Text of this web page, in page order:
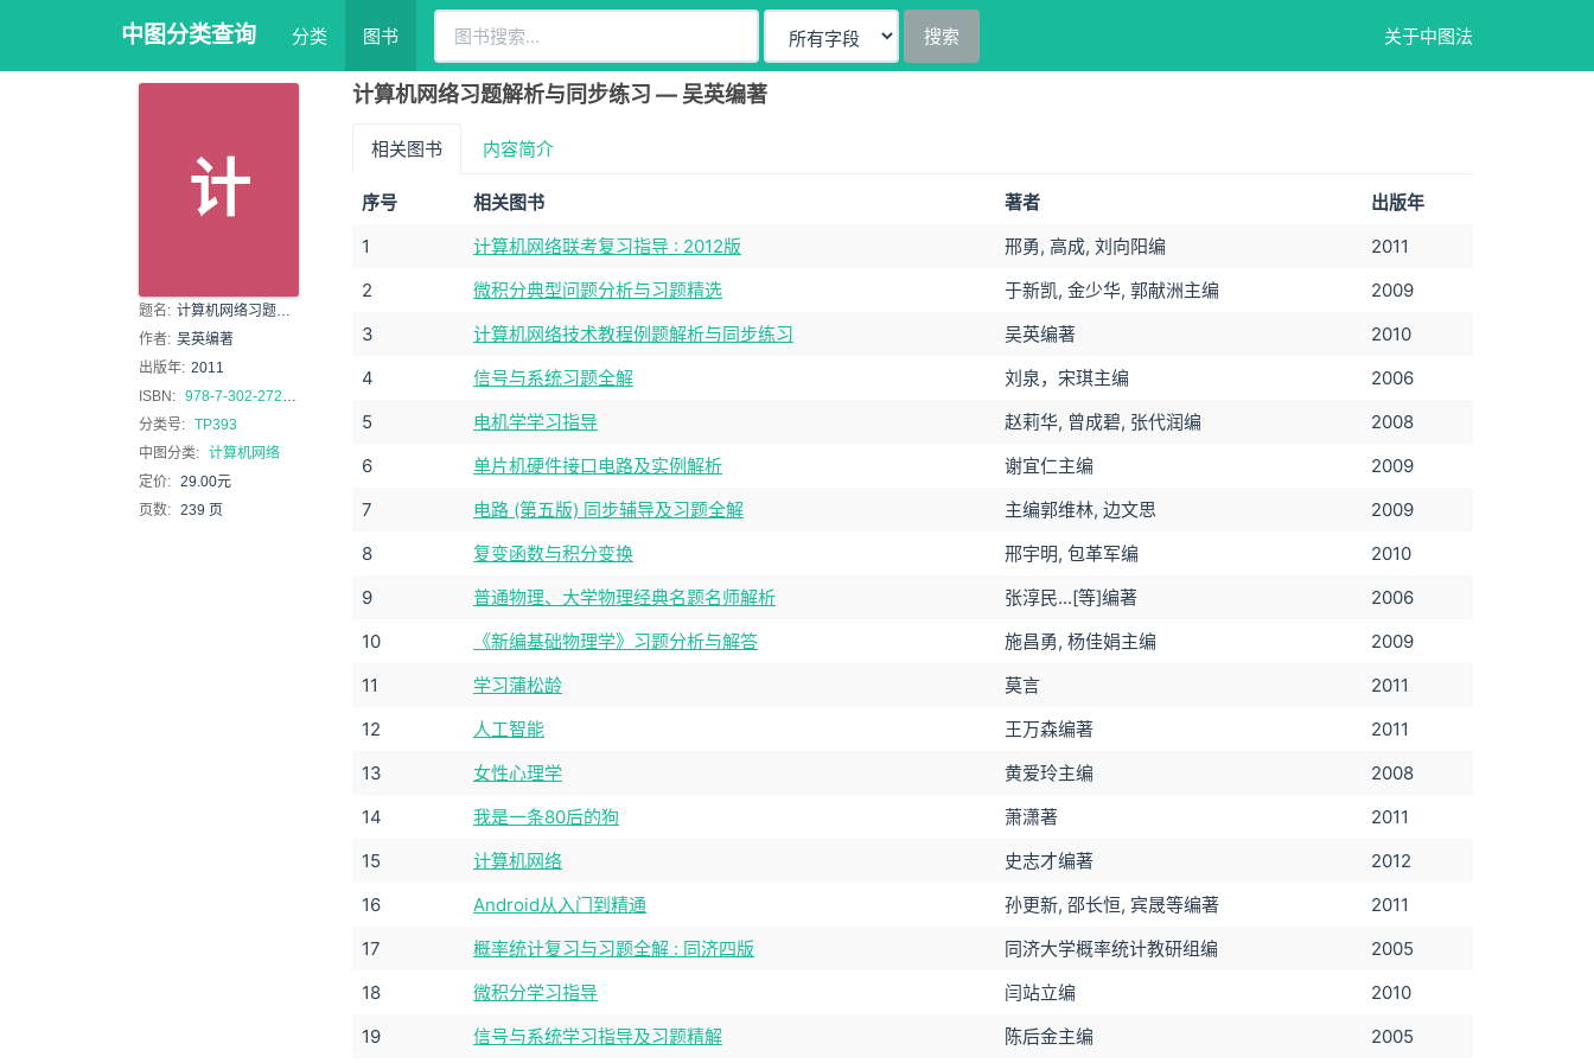
中图分类查询 分类 图书 搜索 关于中图法
计
题名: 计算机网络习题解析与同步练习
作者: 吴英编著
出版年: 2011
ISBN: 978-7-302-27299-1
分类号: TP393
中图分类: 计算机网络
定价: 29.00元
页数: 239 页
计算机网络习题解析与同步练习 — 吴英编著
相关图书 内容简介
序号 相关图书 著者
出版年
1
计算机网络联考复习指导 : 2012版 邢勇, 高成, 刘向阳编
2011
2
微积分典型问题分析与习题精选 于新凯, 金少华, 郭献洲主编
2009
3
计算机网络技术教程例题解析与同步练习 吴英编著
2010
4
信号与系统习题全解 刘泉，宋琪主编
2006
5
电机学学习指导 赵莉华, 曾成碧, 张代润编
2008
6
单片机硬件接口电路及实例解析 谢宜仁主编
2009
7
电路 (第五版) 同步辅导及习题全解 主编郭维林, 边文思
2009
8
复变函数与积分变换 邢宇明, 包革军编
2010
9
普通物理、大学物理经典名题名师解析 张淳民...[等]编著
2006
10
《新编基础物理学》习题分析与解答 施昌勇, 杨佳娟主编
2009
11
学习蒲松龄 莫言
2011
12
人工智能 王万森编著
2011
13
女性心理学 黄爱玲主编
2008
14
我是一条80后的狗 萧潇著
2011
15
计算机网络 史志才编著
2012
16
Android从入门到精通 孙更新, 邵长恒, 宾晟等编著
2011
17
概率统计复习与习题全解 : 同济四版 同济大学概率统计教研组编
2005
18
微积分学习指导 闫站立编
2010
19
信号与系统学习指导及习题精解 陈后金主编 2005